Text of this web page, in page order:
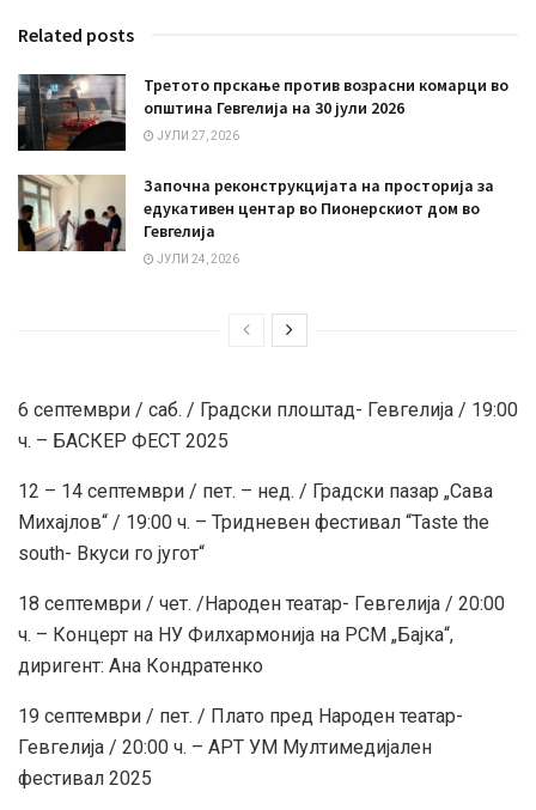
Related posts
Третото прскање против возрасни комарци во
општина Гевгелија на 30 јули 2026
ЈУЛИ 27, 2026
Започна реконструкцијата на просторија за
едукативен центар во Пионерскиот дом во
Гевгелија
ЈУЛИ 24, 2026
6 септември / саб. / Градски плоштад- Гевгелија / 19:00
ч. – БАСКЕР ФЕСТ 2025
12 – 14 септември / пет. – нед. / Градски пазар „Сава
Михајлов“ / 19:00 ч. – Тридневен фестивал “Taste the
south- Вкуси го југот“
18 септември / чет. /Народен театар- Гевгелија / 20:00
ч. – Концерт на НУ Филхармонија на РСМ „Бајка“,
диригент: Aна Кондратенко
19 септември / пет. / Плато пред Народен театар-
Гевгелија / 20:00 ч. – АРТ УМ Мултимедијален
фестивал 2025